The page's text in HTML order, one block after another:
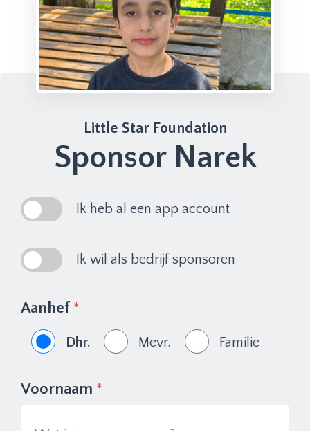
Little Star Foundation
Sponsor Narek
Ik heb al een app account
Ik wil als bedrijf sponsoren
Aanhef *
Dhr. Mevr. Familie
Voornaam *